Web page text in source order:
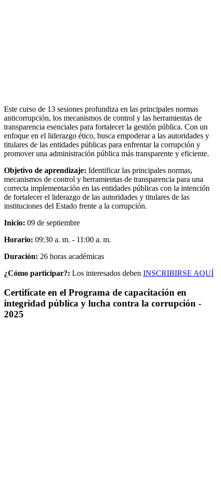
Este curso de 13 sesiones profundiza en las principales normas
anticorrupción, los mecanismos de control y las herramientas de
transparencia esenciales para fortalecer la gestión pública. Con un
enfoque en el liderazgo ético, busca empoderar a las autoridades y
titulares de las entidades públicas para enfrentar la corrupción y
promover una administración pública más transparente y eficiente.
Objetivo de aprendizaje: Identificar las principales normas,
mecanismos de control y herramientas de transparencia para una
correcta implementación en las entidades públicas con la intención
de fortalecer el liderazgo de las autoridades y titulares de las
instituciones del Estado frente a la corrupción.
Inicio: 09 de septiembre
Horario: 09:30 a. m. - 11:00 a. m.
Duración: 26 horas académicas
¿Cómo participar?: Los interesados deben INSCRIBIRSE AQUÍ
Certifícate en el Programa de capacitación en
integridad pública y lucha contra la corrupción -
2025